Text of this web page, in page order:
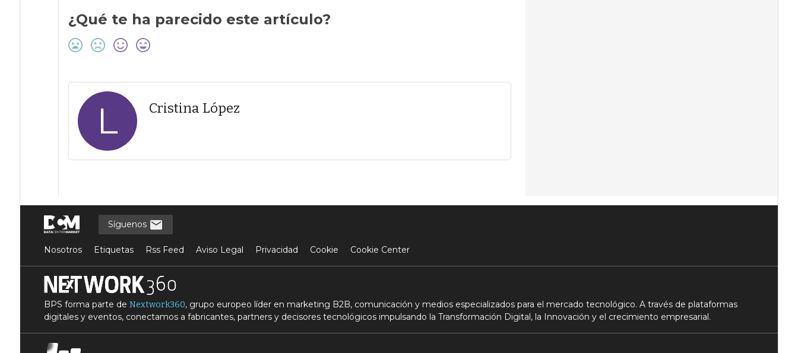
¿Qué te ha parecido este artículo?
L Cristina López
Síguenos
Nosotros Etiquetas Rss Feed Aviso Legal Privacidad Cookie Cookie Center
BPS forma parte de Nextwork360, grupo europeo líder en marketing B2B, comunicación y medios especializados para el mercado tecnológico. A través de plataformas
digitales y eventos, conectamos a fabricantes, partners y decisores tecnológicos impulsando la Transformación Digital, la Innovación y el crecimiento empresarial.